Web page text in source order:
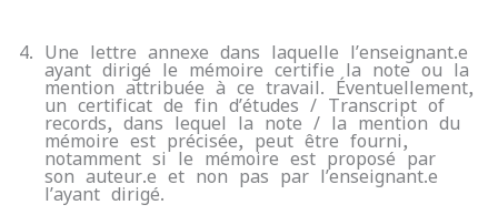
Une lettre annexe dans laquelle l’enseignant.e
ayant dirigé le mémoire certifie la note ou la
mention attribuée à ce travail. Éventuellement,
un certificat de fin d’études / Transcript of
records, dans lequel la note / la mention du
mémoire est précisée, peut être fourni,
notamment si le mémoire est proposé par
son auteur.e et non pas par l’enseignant.e
l’ayant dirigé.